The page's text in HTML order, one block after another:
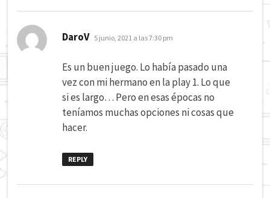
DaroV dice:
5 junio, 2021 a las 7:30 pm
Es un buen juego. Lo había pasado una
vez con mi hermano en la play 1. Lo que
si es largo… Pero en esas épocas no
teníamos muchas opciones ni cosas que
hacer.
REPLY